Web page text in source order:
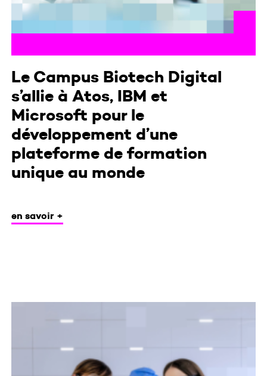
Le Campus Biotech Digital
s’allie à Atos, IBM et
Microsoft pour le
développement d’une
plateforme de formation
unique au monde
en savoir +